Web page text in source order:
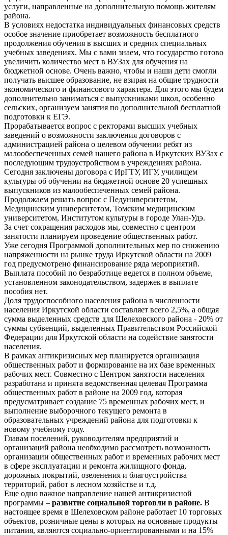
услуги, направленные на дополнительную помощь жителям
района.
В условиях недостатка индивидуальных финансовых средств
особое значение приобретает возможность бесплатного
продолжения обучения в высших и средних специальных
учебных заведениях. Мы с вами знаем, что государство готово
увеличить количество мест в ВУЗах для обучения на
бюджетной основе. Очень важно, чтобы и наши дети смогли
получать высшее образование, не взирая на общие трудности
экономического и финансового характера. Для этого мы будем
дополнительно заниматься с выпускниками школ, особенно
сельских, организуем занятия по дополнительной бесплатной
подготовки к ЕГЭ.
Прорабатывается вопрос с ректорами высших учебных
заведений о возможности заключения договоров с
администрацией района о целевом обучении ребят из
малообеспеченных семей нашего района в Иркутских ВУЗах с
последующим трудоустройством в учреждениях района.
Сегодня заключены договора с ИрГТУ, ИГУ, училищем
культуры об обучении на бюджетной основе 20 успешных
выпускников из малообеспеченных семей района.
Продолжаем решать вопрос с Педуниверситетом,
Медицинским университетом, Томским медицинским
университетом, Институтом культуры в городе Улан-Удэ.
За счет сокращения расходов мы, совместно с центром
занятости планируем проведение общественных работ.
Уже сегодня Программой дополнительных мер по снижению
напряженности на рынке труда Иркутской области на 2009
год предусмотрено финансирование ряда мероприятий.
Выплата пособий по безработице ведется в полном объеме,
установленном законодательством, задержек в выплате
пособия нет.
Доля трудоспособного населения района в численности
населения Иркутской области составляет всего 2,5%, а общая
сумма выделенных средств для Шелеховского района - 20% от
суммы субвенций, выделенных Правительством Российской
Федерации для Иркутской области на содействие занятости
населения.
В рамках антикризисных мер планируется организация
общественных работ и формирование на их базе временных
рабочих мест. Совместно с Центром занятости населения
разработана и принята ведомственная целевая Программа
общественных работ в районе на 2009 год, которая
предусматривает создание 75 временных рабочих мест, и
выполнение выборочного текущего ремонта в
образовательных учреждений района для подготовки к
новому учебному году.
Главам поселений, руководителям предприятий и
организаций района необходимо рассмотреть возможность
организации общественных работ и временных рабочих мест
в сфере эксплуатации и ремонта жилищного фонда,
дорожных покрытий, озеленения и благоустройства
территорий, работ в лесном хозяйстве и т.д.
Еще одно важное направление нашей антикризисной
программы – развитие социальной торговли в районе. В
настоящее время в Шелеховском районе работает 10 торговых
объектов, розничные цены в которых на основные продукты
питания, являются социально-ориентированными и на 15%